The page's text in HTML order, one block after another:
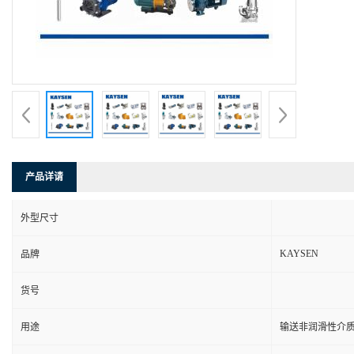
产品详请
外型尺寸
品牌 KAYSEN
货号
用途 输送非润滑性介